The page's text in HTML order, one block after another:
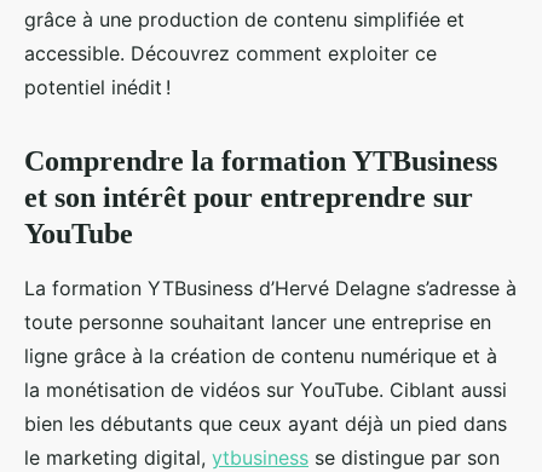
grâce à une production de contenu simplifiée et
accessible. Découvrez comment exploiter ce
potentiel inédit !
Comprendre la formation YTBusiness
et son intérêt pour entreprendre sur
YouTube
La formation YTBusiness d’Hervé Delagne s’adresse à
toute personne souhaitant lancer une entreprise en
ligne grâce à la création de contenu numérique et à
la monétisation de vidéos sur YouTube. Ciblant aussi
bien les débutants que ceux ayant déjà un pied dans
le marketing digital, ytbusiness se distingue par son